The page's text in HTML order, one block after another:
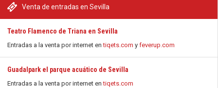
Venta de entradas en Sevilla
Teatro Flamenco de Triana en Sevilla
Entradas a la venta por internet entiqets.com y feverup.com
Guadalpark el parque acuático de Sevilla
Entradas a la venta por internet entiqets.com